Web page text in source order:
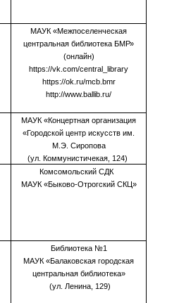
МАУК «Межпоселенческая
центральная библиотека БМР»
(онлайн)
https://vk.com/central_library
https://ok.ru/mcb.bmr
http://www.ballib.ru/
МАУК «Концертная организация
«Городской центр искусств им.
М.Э. Сиропова
(ул. Коммунистичекая, 124)
Комсомольский СДК
МАУК «Быково-Отрогский СКЦ»
Библиотека №1
МАУК «Балаковская городская
центральная библиотека»
(ул. Ленина, 129)